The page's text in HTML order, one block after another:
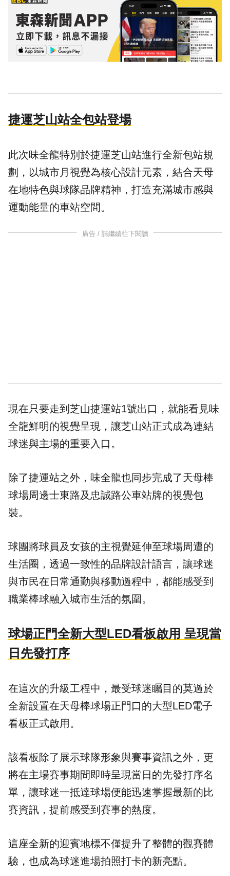
捷運芝山站全包站登場
此次味全龍特別於捷運芝山站進行全新包站規
劃，以城市月視覺為核心設計元素，結合天母
在地特色與球隊品牌精神，打造充滿城市感與
運動能量的車站空間。
廣告 / 請繼續往下閱讀
現在只要走到芝山捷運站1號出口，就能看見味
全龍鮮明的視覺呈現，讓芝山站正式成為連結
球迷與主場的重要入口。
除了捷運站之外，味全龍也同步完成了天母棒
球場周邊士東路及忠誠路公車站牌的視覺包
裝。
球團將球員及女孩的主視覺延伸至球場周遭的
生活圈，透過一致性的品牌設計語言，讓球迷
與市民在日常通勤與移動過程中，都能感受到
職業棒球融入城市生活的氛圍。
球場正門全新大型LED看板啟用 呈現當
日先發打序
在這次的升級工程中，最受球迷矚目的莫過於
全新設置在天母棒球場正門口的大型LED電子
看板正式啟用。
該看板除了展示球隊形象與賽事資訊之外，更
將在主場賽事期間即時呈現當日的先發打序名
單，讓球迷一抵達球場便能迅速掌握最新的比
賽資訊，提前感受到賽事的熱度。
這座全新的迎賓地標不僅提升了整體的觀賽體
驗，也成為球迷進場拍照打卡的新亮點。